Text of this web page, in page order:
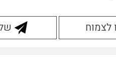
לצמוח